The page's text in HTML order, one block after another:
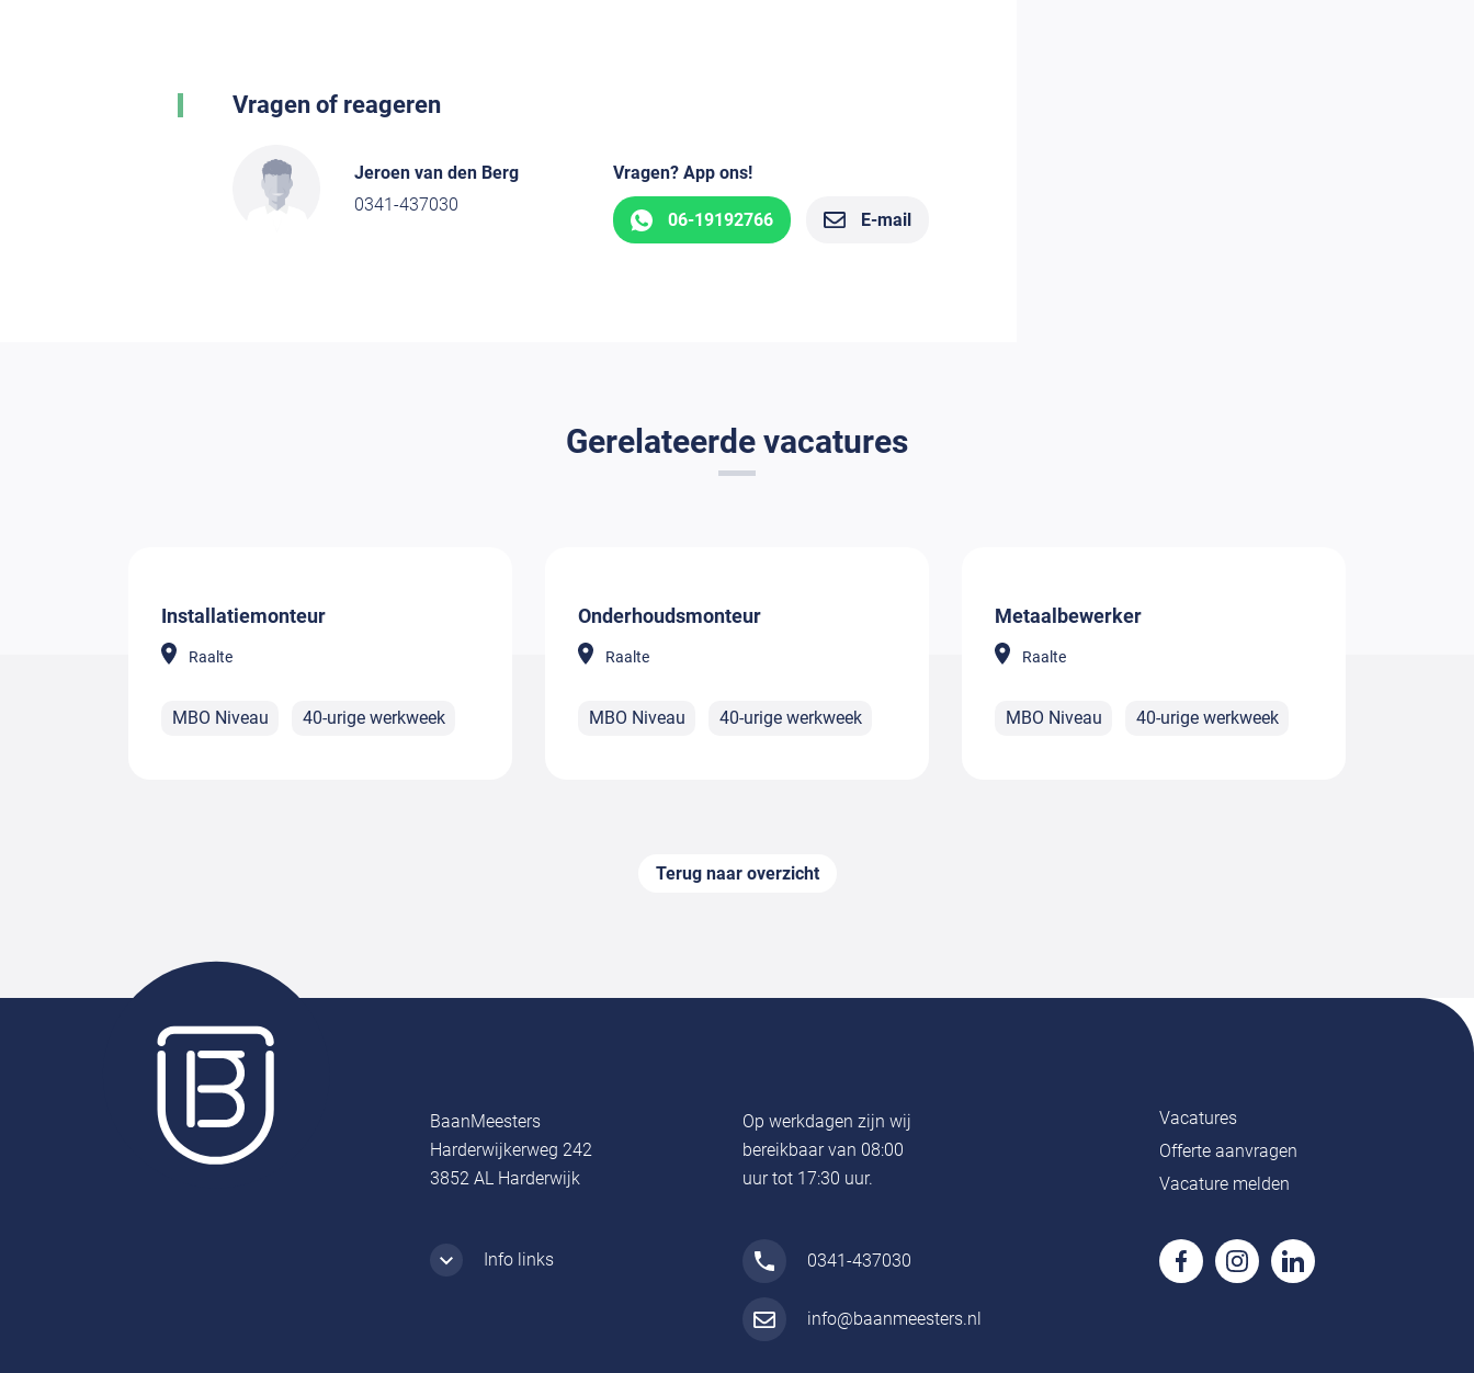
Vragen of reageren
Jeroen van den Berg
0341-437030
Vragen? App ons!
06-19192766 E-mail
Gerelateerde vacatures
Installatiemonteur
Raalte
MBO Niveau 40-urige werkweek
Onderhoudsmonteur
Raalte
MBO Niveau 40-urige werkweek
Metaalbewerker
Raalte
MBO Niveau 40-urige werkweek
Terug naar overzicht
BaanMeesters
Harderwijkerweg 242
3852 AL Harderwijk
Op werkdagen zijn wij
bereikbaar van 08:00
uur tot 17:30 uur.
Vacatures
Offerte aanvragen
Vacature melden
Info links 0341-437030
info@baanmeesters.nl